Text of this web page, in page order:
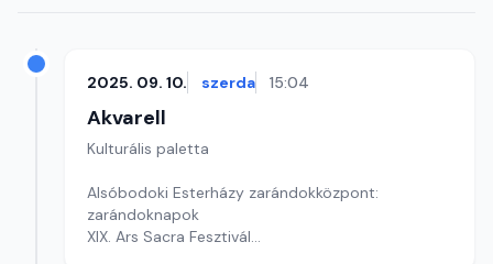
2025. 09. 10. szerda 15:04
Akvarell
Kulturális paletta
Alsóbodoki Esterházy zarándokközpont:
zarándoknapok
XIX. Ars Sacra Fesztivál